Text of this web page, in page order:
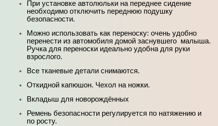
При установке автолюльки на переднее сидение
необходимо отключить переднюю подушку
безопасности.
Можно использовать как переноску: очень удобно
перенести из автомобиля домой заснувшего малыша.
Ручка для переноски идеально удобна для руки
взрослого.
Все тканевые детали снимаются.
Откидной капюшон. Чехол на ножки.
Вкладыш для новорождённых
Ремень безопасности регулируется по натяжению и
по росту.